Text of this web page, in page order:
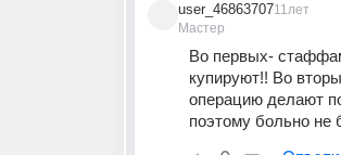
user_46863707
Мастер
11лет
Во первых-
купируют!! Во
операцию делают
поэтому больно не